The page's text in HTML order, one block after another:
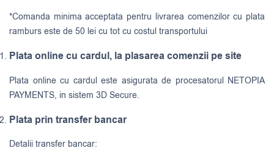
*Comanda minima acceptata pentru livrarea comenzilor cu plata
ramburs este de 50 lei cu tot cu costul transportului
Plata online cu cardul, la plasarea comenzii pe site
Plata online cu cardul este asigurata de procesatorul NETOPIA
PAYMENTS, in sistem 3D Secure.
Plata prin transfer bancar
Detalii transfer bancar: